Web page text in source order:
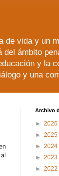
de vida y un
ámbito
y la
y una
Archivo
► 2026
► 2025
► 2024
► 2023
► 2022